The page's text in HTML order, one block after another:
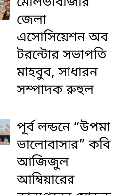
জেলা
এসোসিয়েশন অব
টরন্টোর সভাপতি
মাহবুব, সাধারন
সম্পাদক রুহুল
পূর্ব লন্ডনে “উপমা
ভালোবাসার” কবি
আজিজুল
আম্বিয়ারের